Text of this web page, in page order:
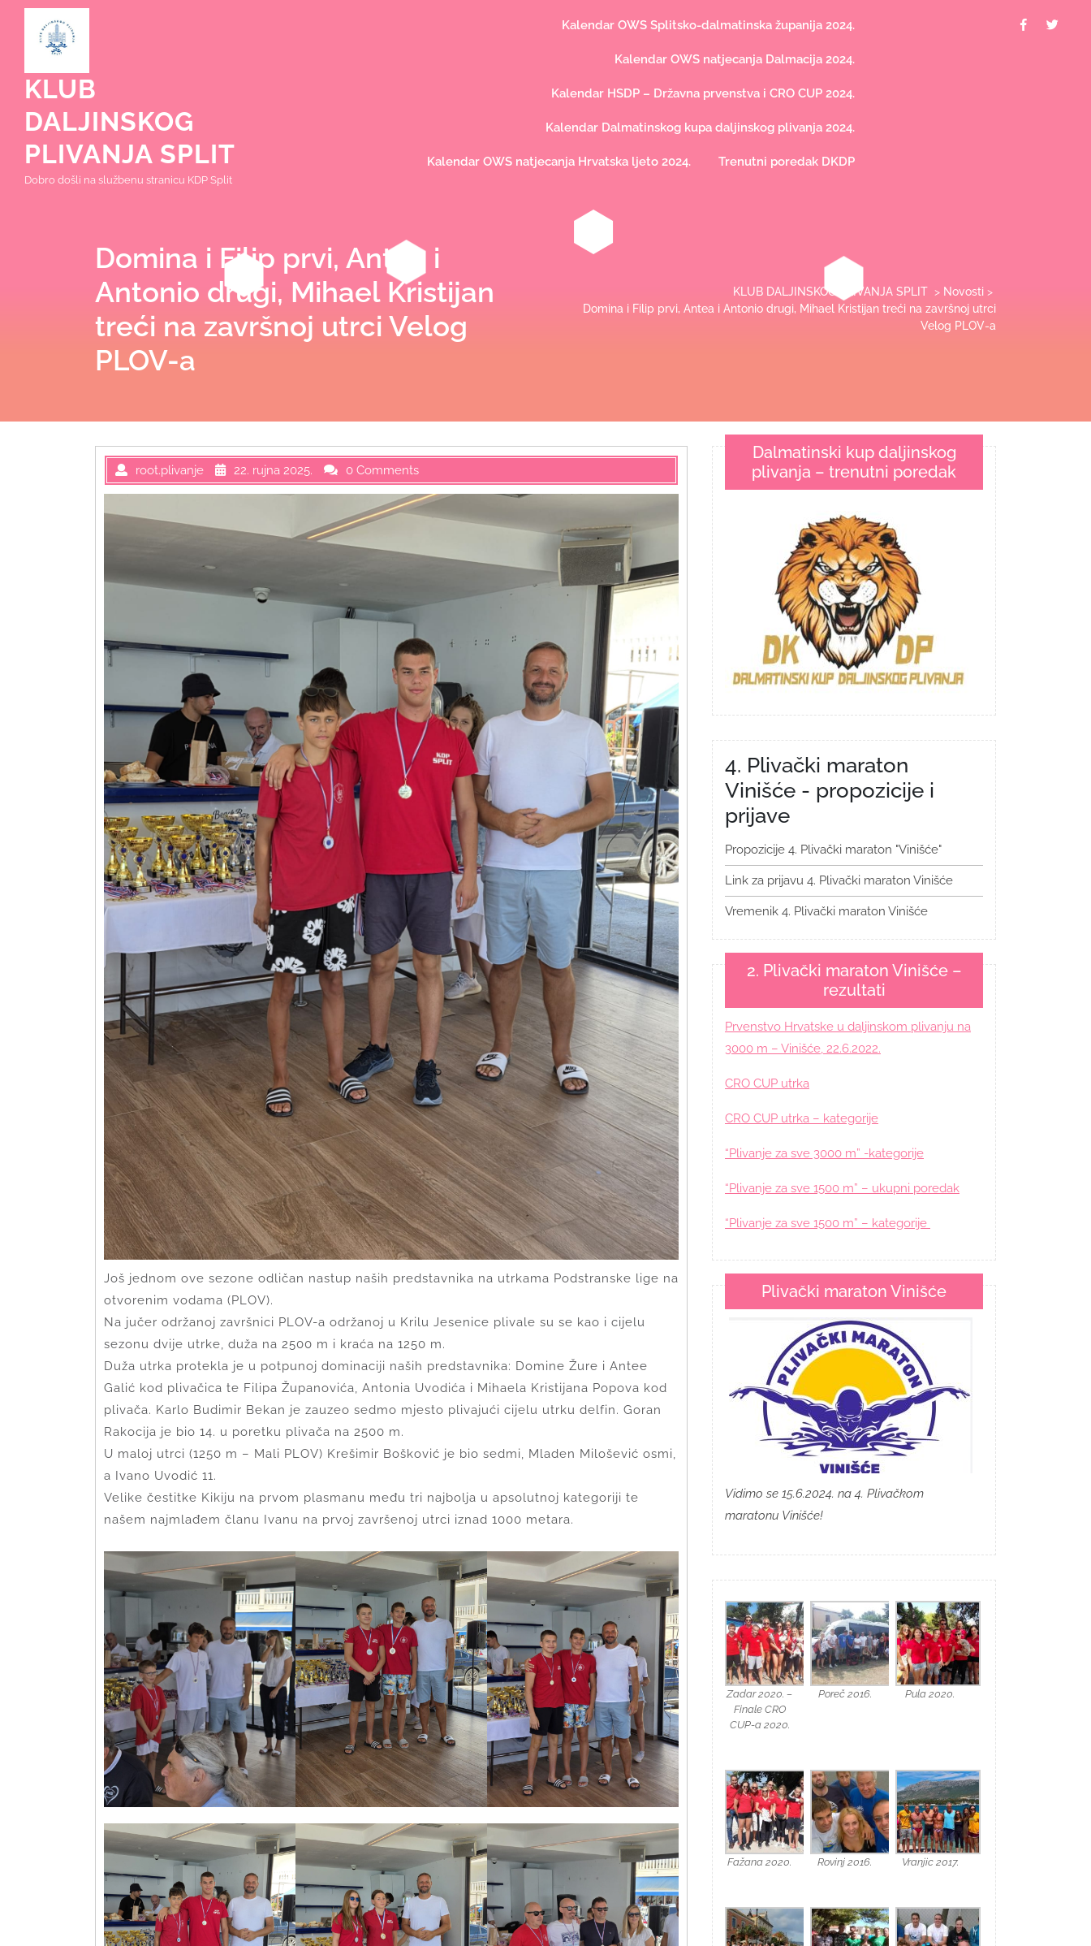
content
KLUB
DALJINSKOG
PLIVANJA SPLIT
Dobro došli na službenu stranicu KDP Split
Kalendar OWS Splitsko-dalmatinska županija 2024.
Kalendar OWS natjecanja Dalmacija 2024.
Kalendar HSDP – Državna prvenstva i CRO CUP 2024.
Kalendar Dalmatinskog kupa daljinskog plivanja 2024.
Kalendar OWS natjecanja Hrvatska ljeto 2024. Trenutni poredak DKDP
Facebook
Domina i Filip prvi, Antea i
Antonio drugi, Mihael Kristijan
treći na završnoj utrci Velog
PLOV-a
KLUB DALJINSKOG PLIVANJA SPLIT > Novosti >
Domina i Filip prvi, Antea i Antonio drugi, Mihael Kristijan treći na završnoj utrci
Velog PLOV-a
root.plivanje 22. rujna 2025. 0 Comments
Još jednom ove sezone odličan nastup naših predstavnika na utrkama Podstranske lige na
otvorenim vodama (PLOV).
Na jučer održanoj završnici PLOV-a održanoj u Krilu Jesenice plivale su se kao i cijelu
sezonu dvije utrke, duža na 2500 m i kraća na 1250 m.
Duža utrka protekla je u potpunoj dominaciji naših predstavnika: Domine Žure i Antee
Galić kod plivačica te Filipa Županovića, Antonia Uvodića i Mihaela Kristijana Popova kod
plivača. Karlo Budimir Bekan je zauzeo sedmo mjesto plivajući cijelu utrku delfin. Goran
Rakocija je bio 14. u poretku plivača na 2500 m.
U maloj utrci (1250 m – Mali PLOV) Krešimir Bošković je bio sedmi, Mladen Milošević osmi,
a Ivano Uvodić 11.
Velike čestitke Kikiju na prvom plasmanu među tri najbolja u apsolutnoj kategoriji te
našem najmlađem članu Ivanu na prvoj završenoj utrci iznad 1000 metara.
Dalmatinski kup daljinskog
plivanja – trenutni poredak
4. Plivački maraton
Vinišće - propozicije i
prijave
Propozicije 4. Plivački maraton "Vinišće"
Link za prijavu 4. Plivački maraton Vinišće
Vremenik 4. Plivački maraton Vinišće
2. Plivački maraton Vinišće –
rezultati
Prvenstvo Hrvatske u daljinskom plivanju na
3000 m – Vinišće, 22.6.2022.
CRO CUP utrka
CRO CUP utrka – kategorije
“Plivanje za sve 3000 m” -kategorije
“Plivanje za sve 1500 m” – ukupni poredak
“Plivanje za sve 1500 m” – kategorije
Plivački maraton Vinišće
Vidimo se 15.6.2024. na 4. Plivačkom
maratonu Vinišće!
Zadar 2020. –
Finale CRO
CUP-a 2020.
Poreč 2016. Pula 2020.
Fažana 2020. Rovinj 2016. Vranjic 2017.